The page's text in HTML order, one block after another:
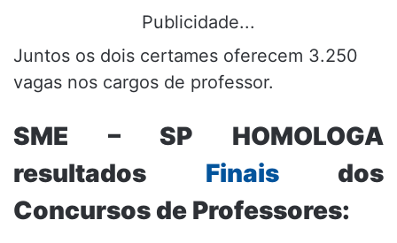
Publicidade...
Juntos os dois certames oferecem 3.250
vagas nos cargos de professor.
SME – SP HOMOLOGA
resultados Finaisdos
Concursos de Professores: